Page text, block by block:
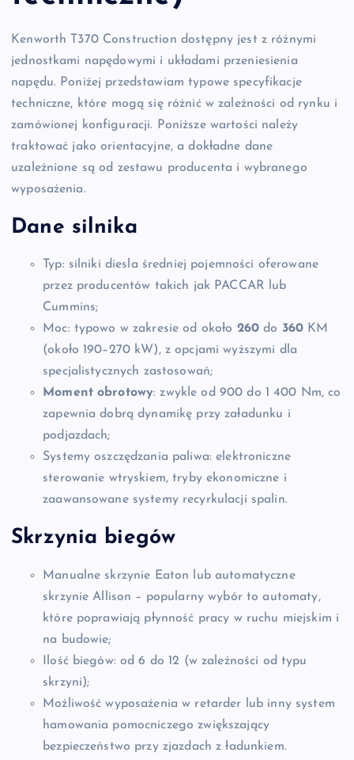
Kenworth T370 Construction dostępny jest z różnymi
jednostkami napędowymi i układami przeniesienia
napędu. Poniżej przedstawiam typowe specyfikacje
techniczne, które mogą się różnić w zależności od rynku i
zamówionej konfiguracji. Poniższe wartości należy
traktować jako orientacyjne, a dokładne dane
uzależnione są od zestawu producenta i wybranego
wyposażenia.
Dane silnika
Typ: silniki diesla średniej pojemności oferowane
przez producentów takich jak PACCAR lub
Cummins;
Moc: typowo w zakresie od około 260 do 360 KM
(około 190–270 kW), z opcjami wyższymi dla
specjalistycznych zastosowań;
Moment obrotowy: zwykle od 900 do 1 400 Nm, co
zapewnia dobrą dynamikę przy załadunku i
podjazdach;
Systemy oszczędzania paliwa: elektroniczne
sterowanie wtryskiem, tryby ekonomiczne i
zaawansowane systemy recyrkulacji spalin.
Skrzynia biegów
Manualne skrzynie Eaton lub automatyczne
skrzynie Allison – popularny wybór to automaty,
które poprawiają płynność pracy w ruchu miejskim i
na budowie;
Ilość biegów: od 6 do 12 (w zależności od typu
skrzyni);
Możliwość wyposażenia w retarder lub inny system
hamowania pomocniczego zwiększający
bezpieczeństwo przy zjazdach z ładunkiem.